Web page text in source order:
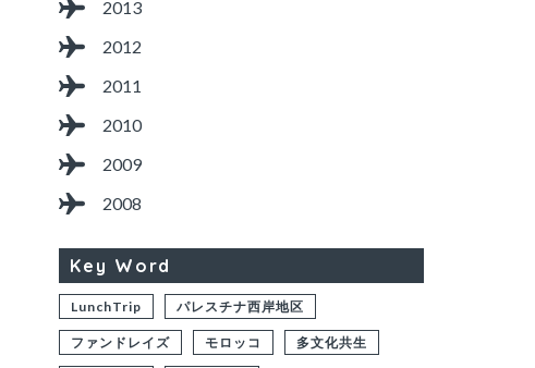
2013
2012
2011
2010
2009
2008
Key Word
LunchTrip パレスチナ西岸地区
ファンドレイズ モロッコ 多文化共生